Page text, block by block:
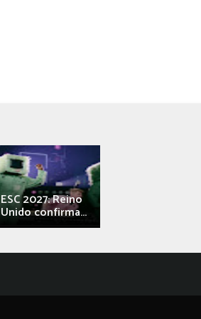
ESC 2027: Reino
Unido confirma...